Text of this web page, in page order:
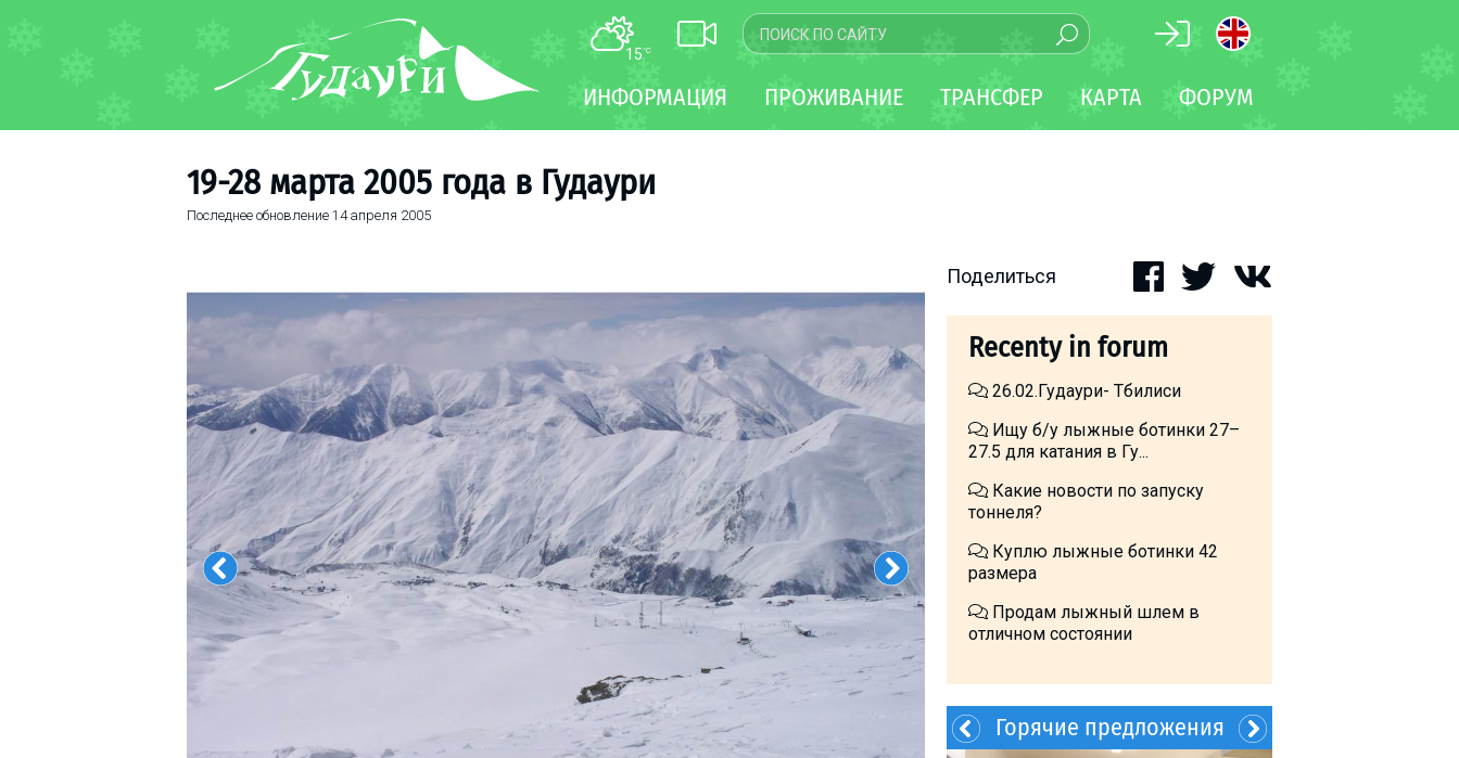
15°C
ИНФОРМАЦИЯ ПРОЖИВАНИЕ ТРАНСФЕР КАРТА ФОРУМ
19-28 марта 2005 года в Гудаури
Последнее обновление 14 апреля 2005
Поделиться
Recenty in forum
26.02.Гудаури- Тбилиси
Ищу б/у лыжные ботинки 27–
27.5 для катания в Гу...
Какие новости по запуску
тоннеля?
Куплю лыжные ботинки 42
размера
Продам лыжный шлем в
отличном состоянии
Горячие предложения
Инструкторы
Дети в Гудаури
Календарь событий
Телеграм-канал
Гудаури
INFO
ПРОЖИВАНИЕ